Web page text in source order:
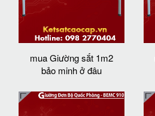
mua Giường sắt 1m2
bảo minh ở đâu